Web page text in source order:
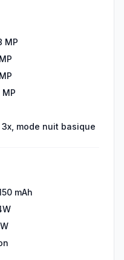
MP
MP
mode nuit basique
mAh